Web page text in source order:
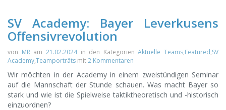
SV Academy: Bayer Leverkusens
Offensivrevolution
von MRam 21.02.2024in den KategorienAktuelle Teams,Featured,SV
Academy,Teamporträts mit2 Kommentaren
Wir möchten in der Academy in einem zweistündigen Seminar
auf die Mannschaft der Stunde schauen. Was macht Bayer so
stark und wie ist die Spielweise taktiktheoretisch und -historisch
einzuordnen?